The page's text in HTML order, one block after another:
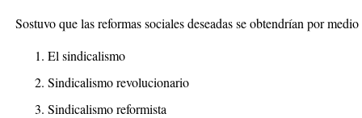
Sostuvo que las reformas sociales deseadas se obtendrían por
El sindicalismo
Sindicalismo revolucionario
Sindicalismo reformista